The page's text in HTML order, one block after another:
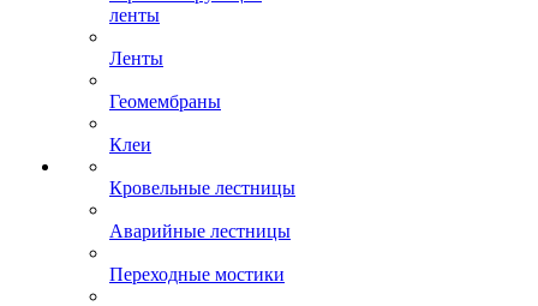
ленты
Ленты
Геомембраны
Клеи
Кровельные лестницы
Аварийные лестницы
Переходные мостики